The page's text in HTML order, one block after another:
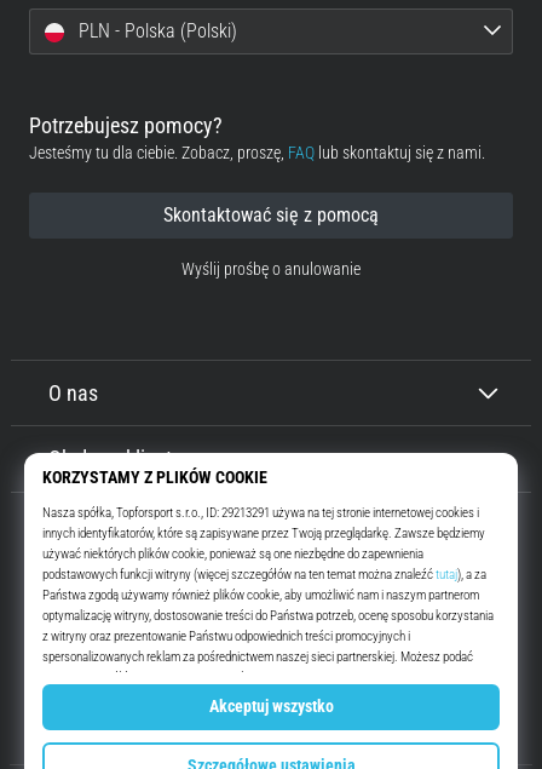
Top4Running.pl
Od ponad 16 lat motywujemy Cię do wyjścia i biegania. Szybciej. Z nami.
Codziennie.
InstagramYouTube
O nas
Obsługa klienta
PLN - Polska (Polski)
Potrzebujesz pomocy?
Jesteśmy tu dla ciebie. Zobacz, proszę, FAQ lub skontaktuj się z nami.
Skontaktować się z pomocą
Wyślij prośbę o anulowanie